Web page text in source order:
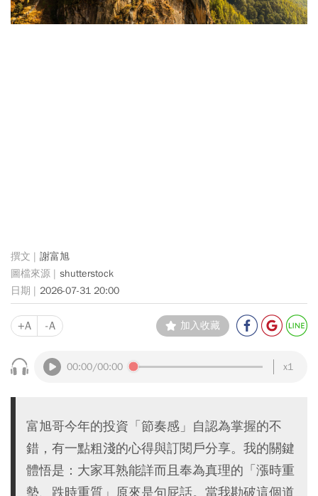
謝富旭
shutterstock
2026-07-31 20:00
+A -A 加入收藏
00:00/00:00 x1
富旭哥今年的投資「節奏感」自認為掌握的不
錯，有一點粗淺的心得與訂閱戶分享。我的關鍵
體悟是：大家耳熟能詳而且奉為真理的「漲時重
勢、跌時重質」原來是句屁話。當我勘破這個道